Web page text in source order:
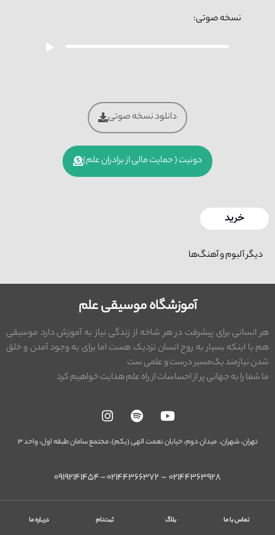
نسخه صوتی:
پخش‌کننده
دانلود نسخه صوتی
دونیت ( حمایت مالی از برادران علم)
خرید
دیگر آلبوم و آهنگ‌ها
آموزشگاه موسیقی علم
هر انسانی برای پیشرفت در هر شاخه از زندگی نیاز به آموزش دارد موسیقی
هم با اینکه بسیار به روح انسان نزدیک هست اما برای به وجود آمدن و خلق
شدن نیازمند یک‌مسیر درست و علمی ست
ما شما را به جهانی پر از احساسات از راه علم هدایت خواهیم کرد
تهران،شهران، میدان دوم، خیابان نعمت الهی (یکم)،مجتمع سامان طبقه اول، واحد ۳
۰۲۱۴۴۳۶۳۹۲۸ – ۰۲۱۴۴۳۶۶۳۷۲‌ – ۰۹۱۹۲۱۴۱۴۵۴
تماس با ما بلاگ ثبت‌نام درباره ما